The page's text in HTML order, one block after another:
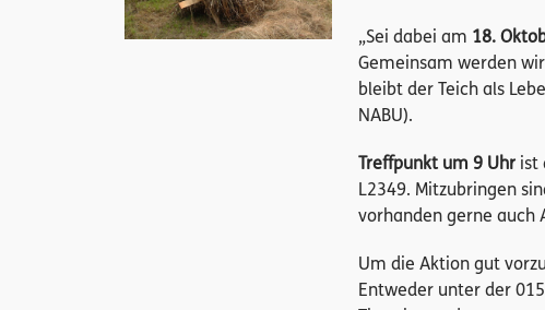
„Sei dabei am 18.
Gemeinsam werden
bleibt der Teich als
NABU).
Treffpunkt um 9 Uhrist
L2349. Mitzubringen
vorhanden gerne auch
Um die Aktion gut
Entweder unter der